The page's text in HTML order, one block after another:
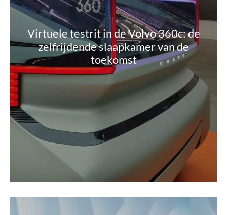
Virtuele testrit in de Volvo 360c: de
zelfrijdende slaapkamer van de
toekomst